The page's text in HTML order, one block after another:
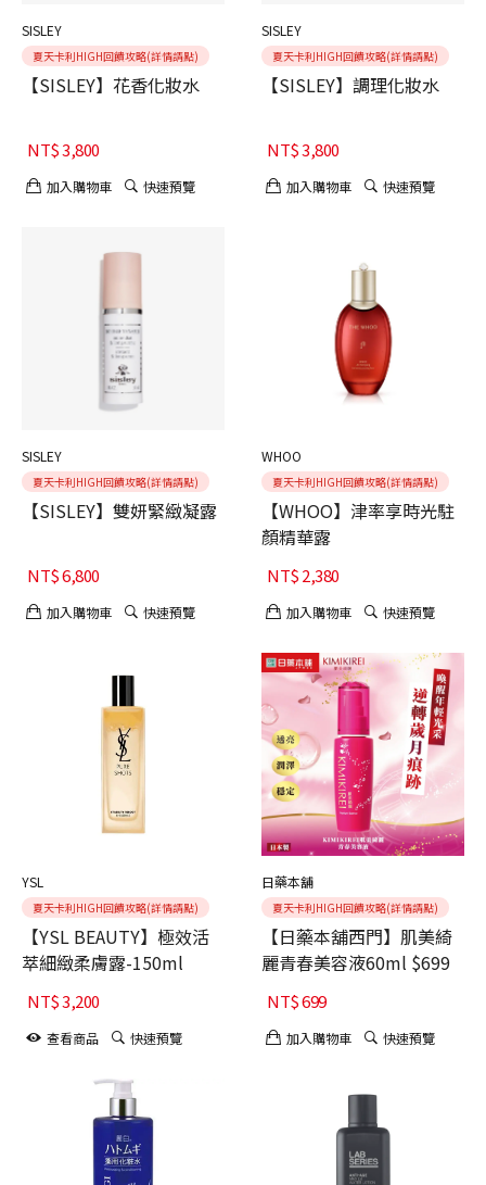
SISLEY
夏天卡利HIGH回饋攻略(詳情請點)
【SISLEY】花香化妝水
NT$3,800
加入購物車 快速預覽
SISLEY
夏天卡利HIGH回饋攻略(詳情請點)
【SISLEY】調理化妝水
NT$3,800
加入購物車 快速預覽
SISLEY
夏天卡利HIGH回饋攻略(詳情請點)
【SISLEY】雙妍緊緻凝露
NT$6,800
加入購物車 快速預覽
WHOO
夏天卡利HIGH回饋攻略(詳情請點)
【WHOO】津率享時光駐
顏精華露
NT$2,380
加入購物車 快速預覽
YSL
夏天卡利HIGH回饋攻略(詳情請點)
【YSL BEAUTY】極效活
萃細緻柔膚露-150ml
NT$3,200
查看商品 快速預覽
日藥本舖
夏天卡利HIGH回饋攻略(詳情請點)
【日藥本舖西門】肌美綺
麗青春美容液60ml $699
NT$699
加入購物車 快速預覽